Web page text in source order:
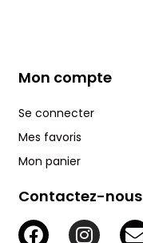
Mon compte
Se connecter
Mes favoris
Mon panier
Contactez-nous